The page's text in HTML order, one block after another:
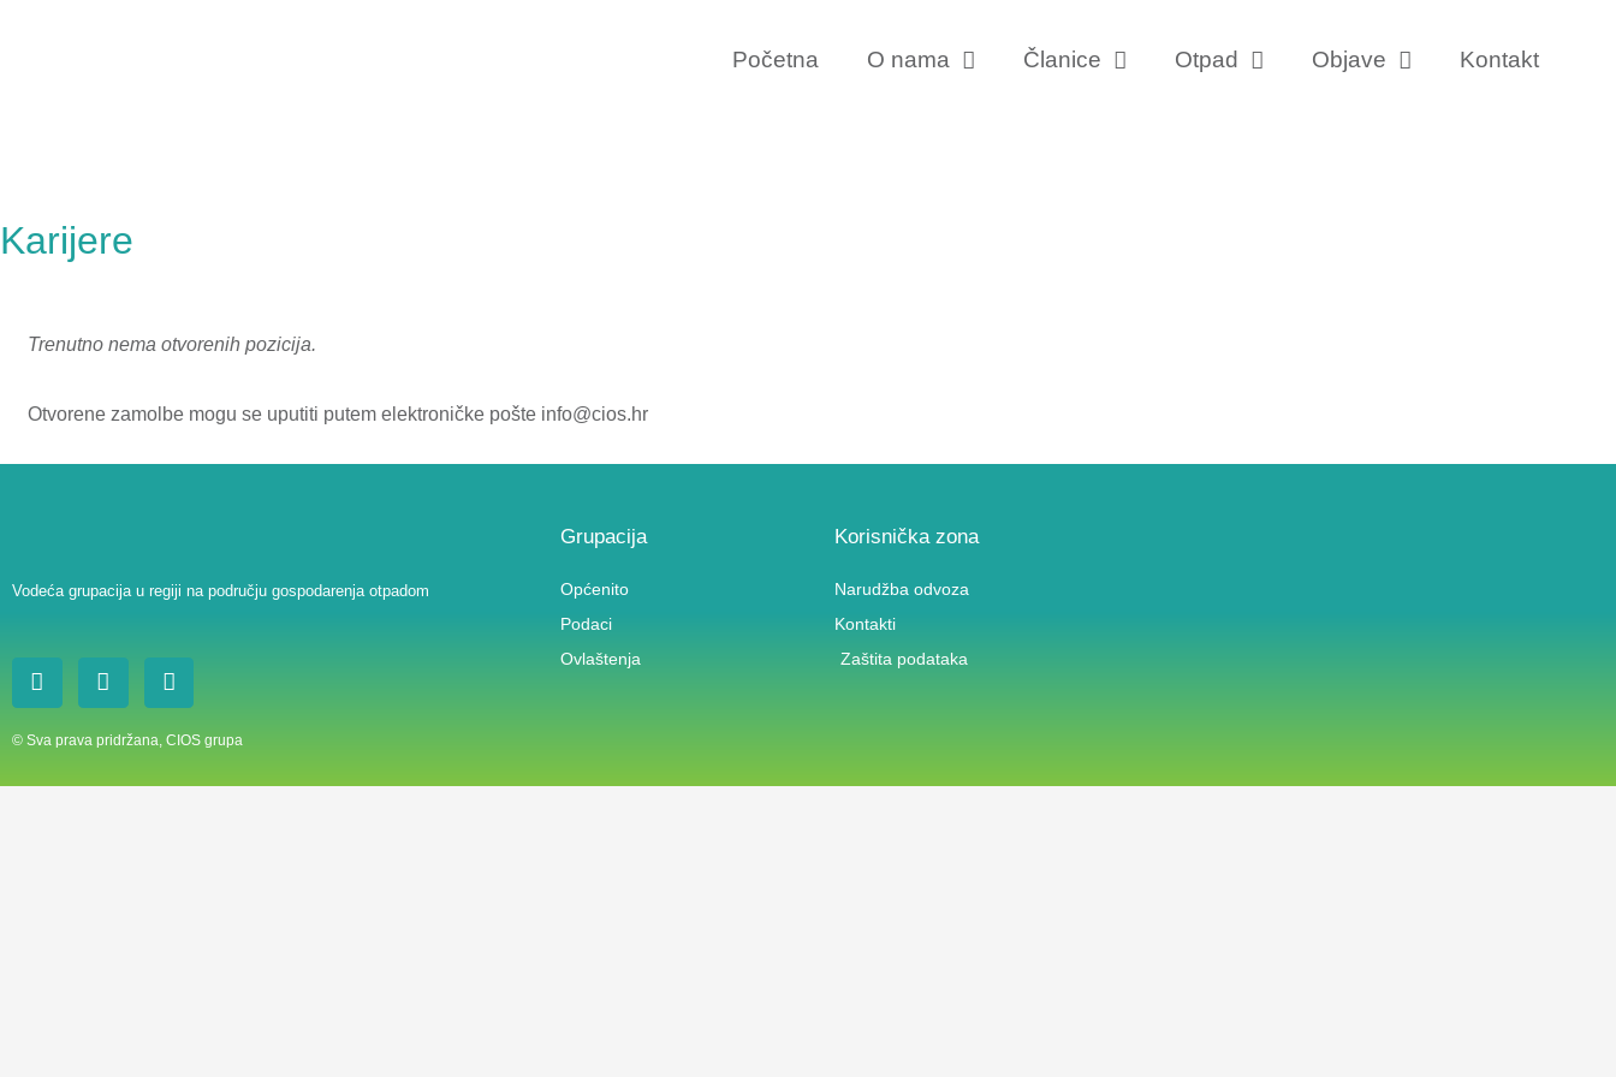
Početna O nama Članice Otpad Objave Kontakt
Karijere
Trenutno nema otvorenih pozicija.
Otvorene zamolbe mogu se uputiti putem elektroničke pošte info@cios.hr
Vodeća grupacija u regiji na području gospodarenja otpadom
W
h
a
t
a
V
i
b
e
Y
o
u
t
b
© Sva prava pridržana, CIOS grupa
Grupacija
Općenito
Podaci
Ovlaštenja
Korisnička zona
Narudžba odvoza
Kontakti
Zaštita podataka